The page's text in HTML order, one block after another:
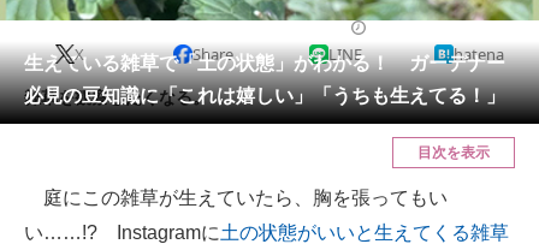
動物 リサーチ
会員記事
メディア
ITの今と未来を見通す
生えている雑草で「土の状態」がわかる！ ガーデナー
必見の豆知識に「これは嬉しい」「うちも生えてる！」
X Share LINE hatena
雑草を観察したくなる。
目次を表示
庭にこの雑草が生えていたら、胸を張ってもい
い……!? Instagramに土の状態がいいと生えてくる雑草